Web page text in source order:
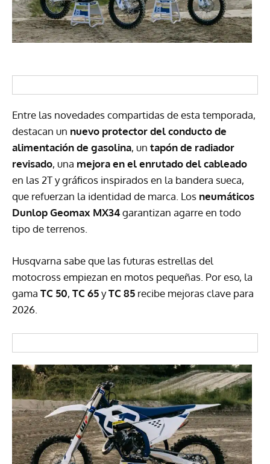
Entre las novedades compartidas de esta temporada,
destacan un nuevo protector del conducto de
alimentación de gasolina, un tapón de radiador
revisado, una mejora en el enrutado del cableado
en las 2T y gráficos inspirados en la bandera sueca,
que refuerzan la identidad de marca. Los neumáticos
Dunlop Geomax MX34garantizan agarre en todo
tipo de terrenos.
Husqvarna sabe que las futuras estrellas del
motocross empiezan en motos pequeñas. Por eso, la
gama TC 50, TC 65yTC 85 recibe mejoras clave para
2026.